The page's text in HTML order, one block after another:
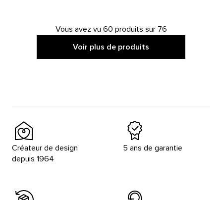
Vous avez vu 60 produits sur 76
Voir plus de produits
Créateur de design
depuis 1964
5 ans de garantie